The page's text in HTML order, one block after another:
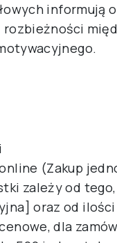
informują
rozbieżności
(Zakup
zależy od
oraz od
dla